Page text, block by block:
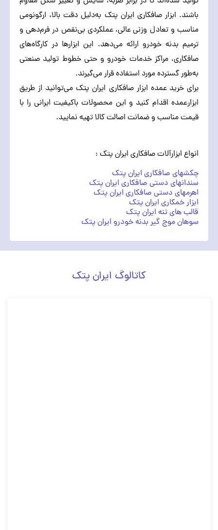
باشند. ابزار صافکاری ایران پتک به‌دلیل دقت بالا، ارگونومی
مناسب و تعادل وزنی عالی، عملکردی بی‌نقص در فرم‌دهی و
ترمیم بدنه خودرو ارائه می‌دهد. این ابزارها در کارگاه‌های
صافکاری، مراکز خدمات خودرو و حتی خطوط تولید صنعتی
به‌طور گسترده مورد استفاده قرار می‌گیرند.
برای خرید عمده ابزار صافکاری ایران پتک می‌توانید از طریق
ابزارعمده اقدام کنید و این محصولات باکیفیت ایرانی را با
قیمت مناسب و ضمانت اصالت کالا تهیه نمایید.
انواع ابزارآلات صافکاری ایران پتک :
چکشهای صافکاری ایران پتک
سندانهای دستی صافکاری ایران پتک
اهرمهای دستی صافکاری ایران پتک
ابزار خمکاری ایران پتک
قالب های تنه ایران پتک
سوهان موج گیر بدنه خودرو ایران پتک
کاتالوگ ایران پتک